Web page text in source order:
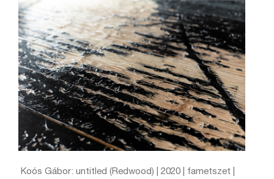
Koós Gábor: untitled (Redwood) | 2020 | fametszet |